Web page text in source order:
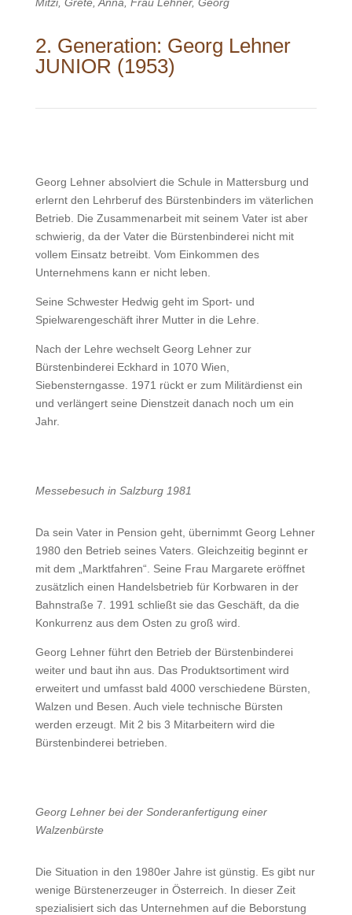
2. Generation: Georg Lehner
JUNIOR (1953)
Georg Lehner absolviert die Schule in Mattersburg und
erlernt den Lehrberuf des Bürstenbinders im väterlichen
Betrieb. Die Zusammenarbeit mit seinem Vater ist aber
schwierig, da der Vater die Bürstenbinderei nicht mit
vollem Einsatz betreibt. Vom Einkommen des
Unternehmens kann er nicht leben.
Seine Schwester Hedwig geht im Sport- und
Spielwarengeschäft ihrer Mutter in die Lehre.
Nach der Lehre wechselt Georg Lehner zur
Bürstenbinderei Eckhard in 1070 Wien,
Siebensterngasse. 1971 rückt er zum Militärdienst ein
und verlängert seine Dienstzeit danach noch um ein
Jahr.
Messebesuch in Salzburg 1981
Da sein Vater in Pension geht, übernimmt Georg Lehner
1980 den Betrieb seines Vaters. Gleichzeitig beginnt er
mit dem „Marktfahren“. Seine Frau Margarete eröffnet
zusätzlich einen Handelsbetrieb für Korbwaren in der
Bahnstraße 7. 1991 schließt sie das Geschäft, da die
Konkurrenz aus dem Osten zu groß wird.
Georg Lehner führt den Betrieb der Bürstenbinderei
weiter und baut ihn aus. Das Produktsortiment wird
erweitert und umfasst bald 4000 verschiedene Bürsten,
Walzen und Besen. Auch viele technische Bürsten
werden erzeugt. Mit 2 bis 3 Mitarbeitern wird die
Bürstenbinderei betrieben.
Georg Lehner bei der Sonderanfertigung einer
Walzenbürste
Die Situation in den 1980er Jahre ist günstig. Es gibt nur
wenige Bürstenerzeuger in Österreich. In dieser Zeit
spezialisiert sich das Unternehmen auf die Beborstung